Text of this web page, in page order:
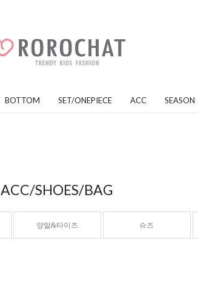
BOTTOM SET/ONEPIECE ACC SEASON
ACC/SHOES/BAG
양말&타이즈 슈즈